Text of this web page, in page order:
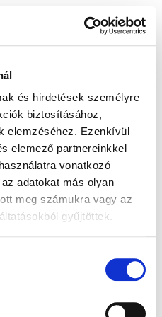
és hirdetések személyre
biztosításához,
elemzéséhez. Ezenkívül
elemező partnereinkkel
vonatkozó
adatokat más olyan
meg számukra vagy az
gyűjtöttek.